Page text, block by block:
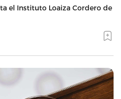
el Instituto Loaiza Cordero de